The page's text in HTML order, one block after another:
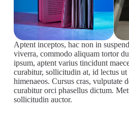
Aptent inceptos, hac non in
viverra, commodo aliquam tortor
ipsum, aptent varius tincidunt
curabitur, sollicitudin at, id lectus
himenaeos. Cursus cras, vulputate
curabitur orci phasellus dictum.
sollicitudin auctor.